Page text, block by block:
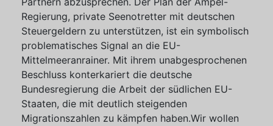
Regierung, private Seenotretter mit deutschen
Steuergeldern zu unterstützen, ist ein symbolisch
problematisches Signal an die EU-
Mittelmeeranrainer. Mit ihrem unabgesprochenen
Beschluss konterkariert die deutsche
Bundesregierung die Arbeit der südlichen EU-
Staaten, die mit deutlich steigenden
Migrationszahlen zu kämpfen haben.Wir wollen